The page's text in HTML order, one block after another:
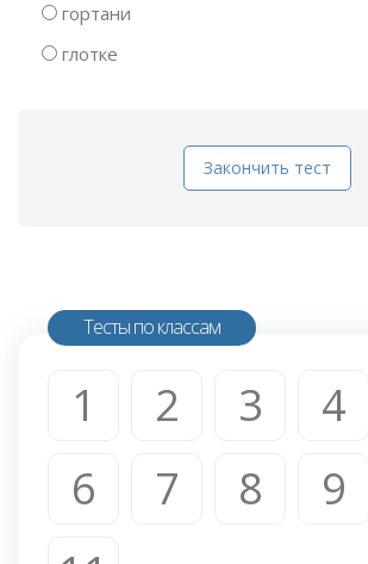
гортани
глотке
Закончить тест
Тесты по классам
1 2 3 4
6
7 8 9